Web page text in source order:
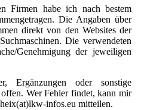
Firmen habe ich nach bestem
Die Angaben über
direkt von den Websites der
Die verwendeten
Genehmigung der jeweiligen
Ergänzungen oder sonstige
Wer Fehler findet, kann mir
infos.eu mitteilen.